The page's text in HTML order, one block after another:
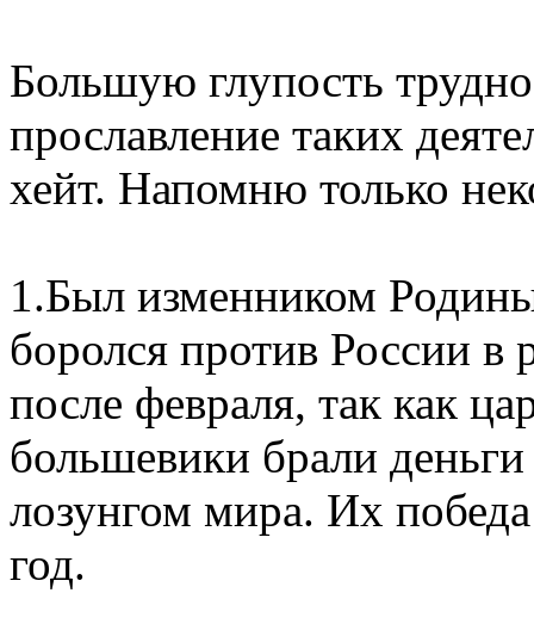
Большую глупость
прославление таких
хейт. Напомню только
1.Был изменником
боролся против России
после февраля, так как
большевики брали
лозунгом мира. Их
год.